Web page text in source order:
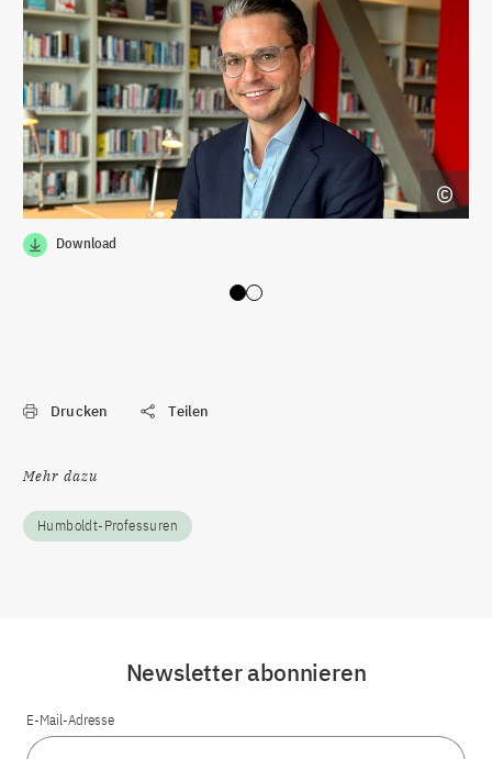
Download
Slide 0
Slide 1
Drucken Teilen
Mehr dazu
Humboldt-Professuren
Newsletter abonnieren
E-Mail-Adresse